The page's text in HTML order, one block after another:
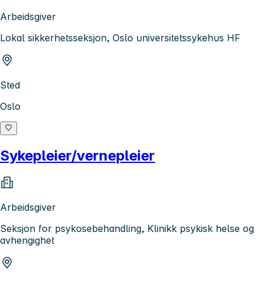
Arbeidsgiver
Lokal sikkerhetsseksjon, Oslo universitetssykehus HF
Sted
Oslo
Sykepleier/vernepleier
Arbeidsgiver
Seksjon for psykosebehandling, Klinikk psykisk helse og
avhengighet